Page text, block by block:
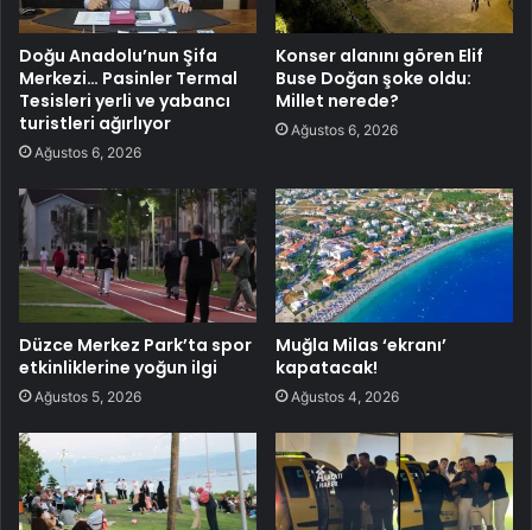
Doğu Anadolu’nun Şifa
Merkezi… Pasinler Termal
Tesisleri yerli ve yabancı
turistleri ağırlıyor
Ağustos 6, 2026
Konser alanını gören Elif
Buse Doğan şoke oldu:
Millet nerede?
Ağustos 6, 2026
Düzce Merkez Park’ta spor
etkinliklerine yoğun ilgi
Ağustos 5, 2026
Muğla Milas ‘ekranı’
kapatacak!
Ağustos 4, 2026